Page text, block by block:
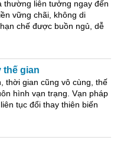
thường liên tưởng ngay đến
vững chãi, không di
chế được buồn ngủ, dễ
thế gian
thời gian cũng vô cùng, thế
hình vạn trạng. Vạn pháp
tục đổi thay thiên biến